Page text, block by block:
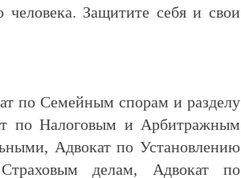
Защитите себя и свои
по Семейным спорам и разделу
по Налоговым и Арбитражным
Адвокат по Установлению
делам, Адвокат по